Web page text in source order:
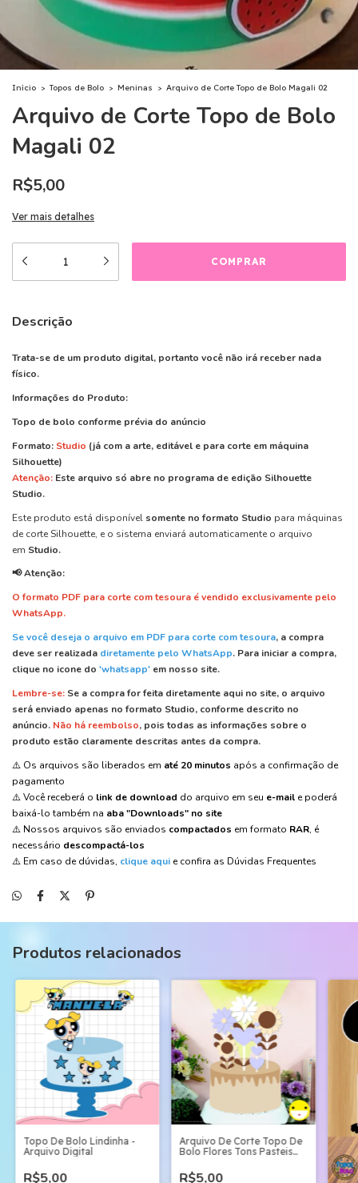
Início > Topos de Bolo > Meninas > Arquivo de Corte Topo de Bolo Magali 02
Arquivo de Corte Topo de Bolo
Magali 02
R$5,00
Ver mais detalhes
Descrição
Trata-se de um produto digital, portanto você não irá receber nada
físico.
Informações do Produto:
Topo de bolo conforme prévia do anúncio
Formato: Studio (já com a arte, editável e para corte em máquina
Silhouette)
Atenção: Este arquivo só abre no programa de edição Silhouette
Studio.
Este produto está disponível somente no formato Studio para máquinas
de corte Silhouette, e o sistema enviará automaticamente o arquivo
em Studio.
📢 Atenção:
O formato PDF para corte com tesoura é vendido exclusivamente pelo
WhatsApp.
Se você deseja o arquivo em PDF para corte com tesoura, a compra
deve ser realizada diretamente pelo WhatsApp. Para iniciar a compra,
clique no icone do 'whatsapp' em nosso site.
Lembre-se: Se a compra for feita diretamente aqui no site, o arquivo
será enviado apenas no formato Studio, conforme descrito no
anúncio. Não há reembolso, pois todas as informações sobre o
produto estão claramente descritas antes da compra.
⚠️ Os arquivos são liberados em até 20 minutos após a confirmação de
pagamento
⚠️ Você receberá o link de download do arquivo em seu e-mail e poderá
baixá-lo também na aba "Downloads" no site
⚠️ Nossos arquivos são enviados compactados em formato RAR, é
necessário descompactá-los
⚠️ Em caso de dúvidas, clique aqui e confira as Dúvidas Frequentes
Produtos relacionados
Topo De Bolo Lindinha -
Arquivo Digital
R$5,00
Arquivo De Corte Topo De
Bolo Flores Tons Pasteis
R$5,00